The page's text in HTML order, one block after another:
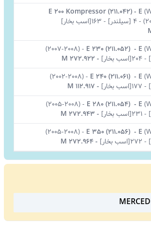
(
-
E 200 Kompressor (211.042)
-4 [سیلندر] - 163[اسب بخار]
(
-
E 230 (211.052)
-
(2007-2008)
-204[اسب بخار] -
M 272.922
(
-
E 240 (211.061)
-
(2002-2008)
- 177[اسب بخار] -
M 112.917
(
-
E 280 (211.054)
-
(2005-2008)
-231[اسب بخار] -
M 272.943
(
-
E 350 (211.056)
-
(2005-2008)
- 272[اسب بخار] -
M 272.964